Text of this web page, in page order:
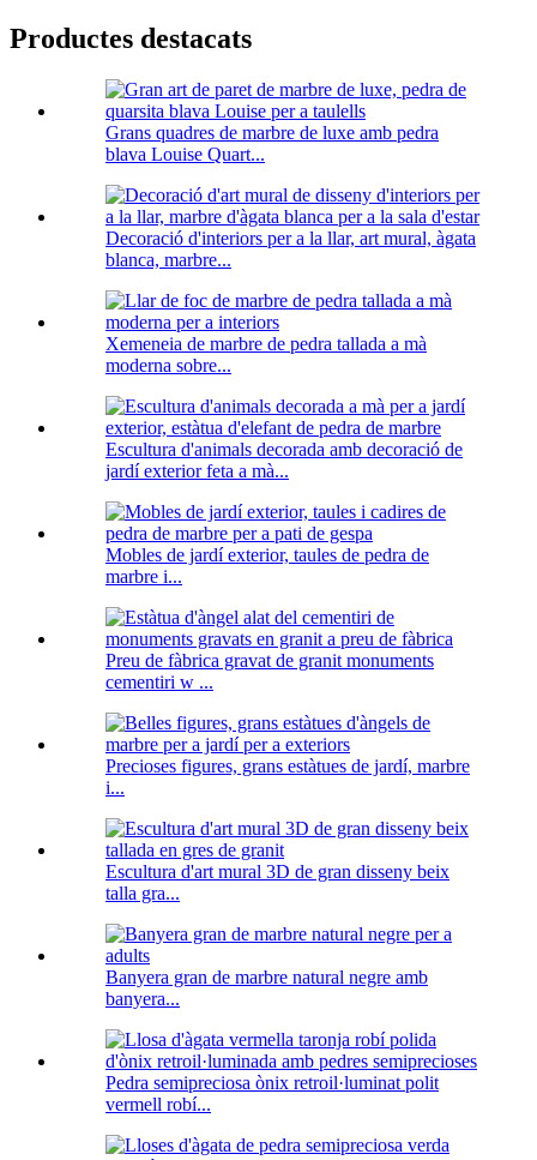
Productes destacats
Grans quadres de marbre de luxe amb pedra
blava Louise Quart...
Decoració d'interiors per a la llar, art mural, àgata
blanca, marbre...
Xemeneia de marbre de pedra tallada a mà
moderna sobre...
Escultura d'animals decorada amb decoració de
jardí exterior feta a mà...
Mobles de jardí exterior, taules de pedra de
marbre i...
Preu de fàbrica gravat de granit monuments
cementiri w ...
Precioses figures, grans estàtues de jardí, marbre
i...
Escultura d'art mural 3D de gran disseny beix
talla gra...
Banyera gran de marbre natural negre amb
banyera...
Pedra semipreciosa ònix retroil·luminat polit
vermell robí...